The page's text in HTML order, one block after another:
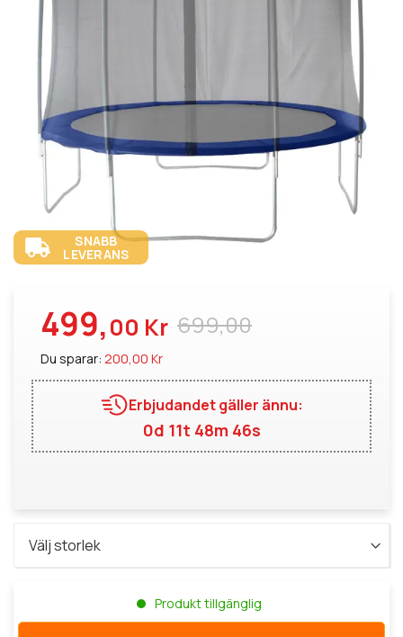
SNABB
LEVERANS
699,00
499,00 Kr
Du sparar: 200,00 Kr
Erbjudandet gäller ännu:
0d 11t 48m 45s
Produkt tillgänglig